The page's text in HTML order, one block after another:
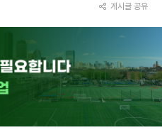
게시글 공유